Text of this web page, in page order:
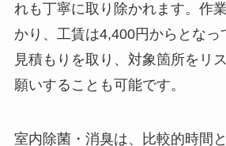
れも丁寧に取り除かれます。作
かり、工賃は4,400円からとなっ
見積もりを取り、対象箇所をリ
願いすることも可能です。
室内除菌・消臭は、比較的時間